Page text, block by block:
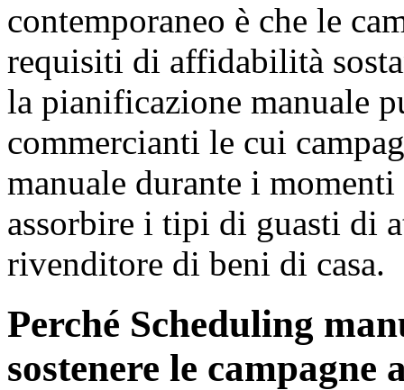
contemporaneo è che le
requisiti di affidabilità
la pianificazione manuale
commercianti le cui
manuale durante i
assorbire i tipi di guasti di
rivenditore di beni di casa.
Perché Scheduling
sostenere le campagne